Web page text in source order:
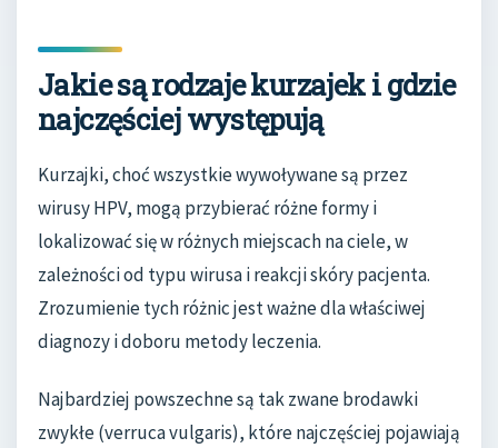
Jakie są rodzaje kurzajek i gdzie
najczęściej występują
Kurzajki, choć wszystkie wywoływane są przez
wirusy HPV, mogą przybierać różne formy i
lokalizować się w różnych miejscach na ciele, w
zależności od typu wirusa i reakcji skóry pacjenta.
Zrozumienie tych różnic jest ważne dla właściwej
diagnozy i doboru metody leczenia.
Najbardziej powszechne są tak zwane brodawki
zwykłe (verruca vulgaris), które najczęściej pojawiają